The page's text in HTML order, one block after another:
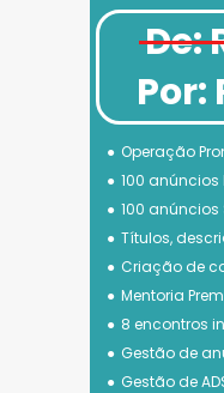
Operação
100 anúncios
100 anúncios
Títulos,
Criação de
Mentoria
8 encontros
Gestão de
Gestão de
De:
Por: